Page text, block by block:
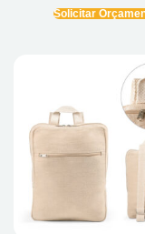
Solicitar